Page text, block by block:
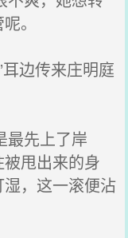
。
边传来庄明庭
先上了岸
甩出来的身
，这一滚便沾